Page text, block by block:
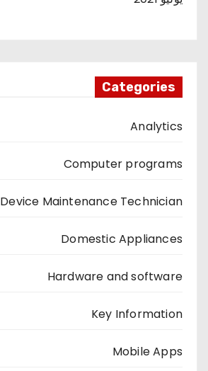
Categories
Analytics
Computer programs
Device Maintenance Technician
Domestic Appliances
Hardware and software
Key Information
Mobile Apps